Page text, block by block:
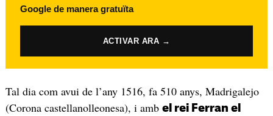
Google de manera gratuïta
ACTIVAR ARA →
Tal dia com avui de l’any 1516, fa 510 anys, Madrigalejo
(Corona castellanolleonesa), i amb el rei Ferran el